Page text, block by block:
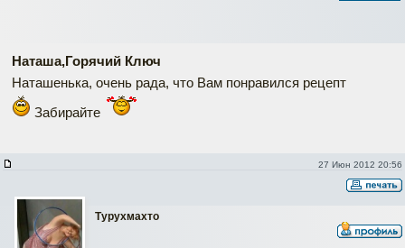
Наташа,Горячий Ключ
Наташенька, очень рада, что Вам понравился рецепт
Забирайте
27 Июн 2012 20:56
Турухмахто